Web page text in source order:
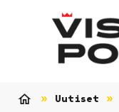
Uutiset